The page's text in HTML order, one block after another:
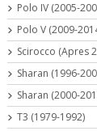
Polo IV (2005-
Polo V (2009-
Scirocco (Apres
Sharan (1996-
Sharan (2000-
T3 (1979-1992)